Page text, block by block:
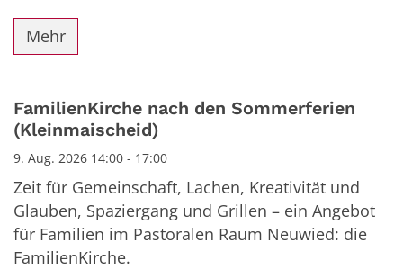
Mehr
FamilienKirche nach den Sommerferien
(Kleinmaischeid)
9. Aug. 2026 14:00 - 17:00
Zeit für Gemeinschaft, Lachen, Kreativität und
Glauben, Spaziergang und Grillen – ein Angebot
für Familien im Pastoralen Raum Neuwied: die
FamilienKirche.